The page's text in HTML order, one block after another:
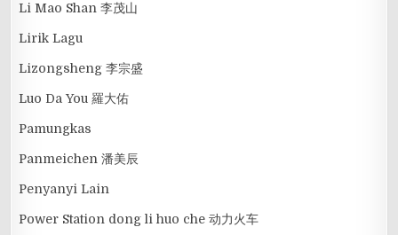
Li Mao Shan 李茂山
Lirik Lagu
Lizongsheng 李宗盛
Luo Da You 羅大佑
Pamungkas
Panmeichen 潘美辰
Penyanyi Lain
Power Station dong li huo che 动力火车